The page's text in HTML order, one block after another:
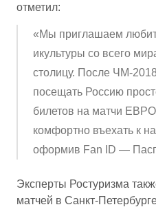
отметил:
«Мы приглашаем
икультуры со всего
столицу. После ЧМ-
посещать Россию
билетов на матчи
комфортно въехать к
оформив Fan ID —
Эксперты Ростуризма
матчей в Санкт-